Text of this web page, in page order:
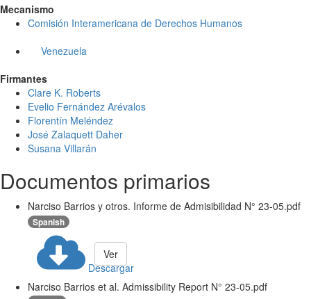
Mecanismo
Comisión Interamericana de Derechos Humanos
Venezuela
Firmantes
Clare K. Roberts
Evelio Fernández Arévalos
Florentín Meléndez
José Zalaquett Daher
Susana Villarán
Documentos primarios
Narciso Barrios y otros. Informe de Admisibilidad N° 23-05.pdf
Spanish
Descargar
Ver
Narciso Barrios et al. Admissibility Report N° 23-05.pdf